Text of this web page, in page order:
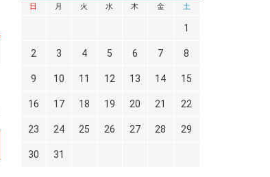
日 月 火 水 木 金 土
1
2 3 4 5 6 7 8
9 10 11 12 13 14 15
16 17 18 19 20 21 22
23 24 25 26 27 28 29
30 31